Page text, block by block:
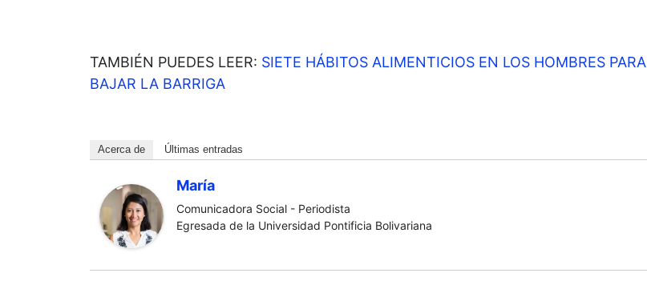
TAMBIÉN PUEDES LEER: SIETE HÁBITOS ALIMENTICIOS EN LOS HOMBRES PARA
BAJAR LA BARRIGA
Acerca de Últimas entradas
María
Comunicadora Social - Periodista
Egresada de la Universidad Pontificia Bolivariana